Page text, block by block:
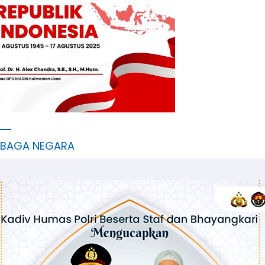
NEGARA